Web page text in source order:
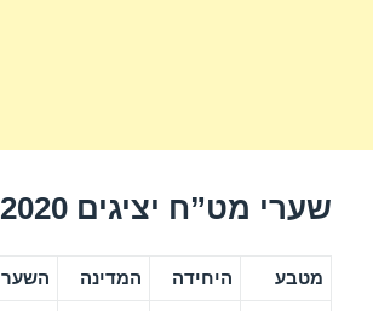
שערי מט”ח יציגים 04/05/2020
מטבע היחידה המדינה השער